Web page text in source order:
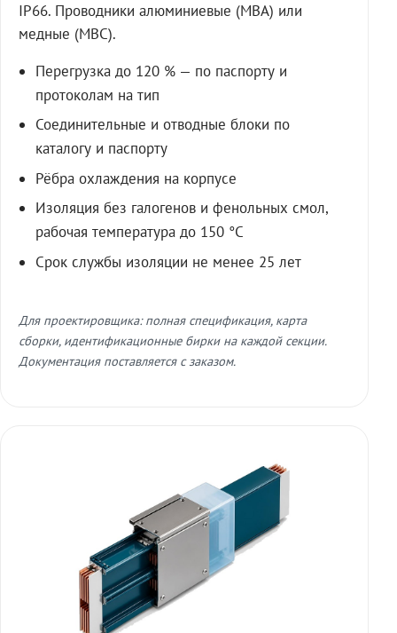
IP66. Проводники алюминиевые (МВА) или
медные (МВС).
Перегрузка до 120 % — по паспорту и
протоколам на тип
Соединительные и отводные блоки по
каталогу и паспорту
Рёбра охлаждения на корпусе
Изоляция без галогенов и фенольных смол,
рабочая температура до 150 °C
Срок службы изоляции не менее 25 лет
Для проектировщика: полная спецификация, карта
сборки, идентификационные бирки на каждой секции.
Документация поставляется с заказом.